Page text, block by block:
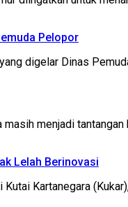
Pelopor
digelar Dinas
menjadi
Lelah Berinovasi
Kutai Kartanegara